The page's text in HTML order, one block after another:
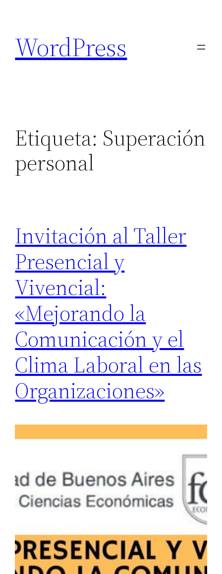
contenido
WordPress
Etiqueta: Superación
personal
Invitación al Taller
Presencial y
Vivencial:
«Mejorando la
Comunicación y el
Clima Laboral en las
Organizaciones»